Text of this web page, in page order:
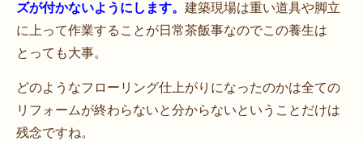
ズが付かないようにします。 建築現場は重い道具や脚立
に上って作業することが日常茶飯事なのでこの養生は
とっても大事。
どのようなフローリング仕上がりになったのかは全ての
リフォームが終わらないと分からないということだけは
残念ですね。